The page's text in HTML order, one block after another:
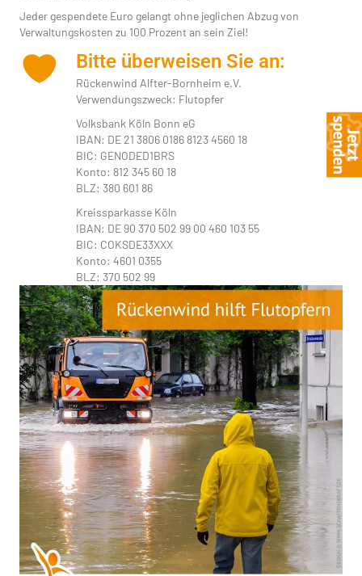
Jeder gespendete Euro gelangt ohne jeglichen Abzug von
Verwaltungskosten zu 100 Prozent an sein Ziel!
Bitte überweisen Sie an:
Rückenwind Alfter-Bornheim e.V.
Verwendungszweck: Flutopfer
Volksbank Köln Bonn eG
IBAN: DE 21 3806 0186 8123 4560 18
BIC: GENODED1BRS
Konto: 812 345 60 18
BLZ: 380 601 86
Kreissparkasse Köln
IBAN: DE 90 370 502 99 00 460 103 55
BIC: COKSDE33XXX
Konto: 4601 0355
BLZ: 370 502 99